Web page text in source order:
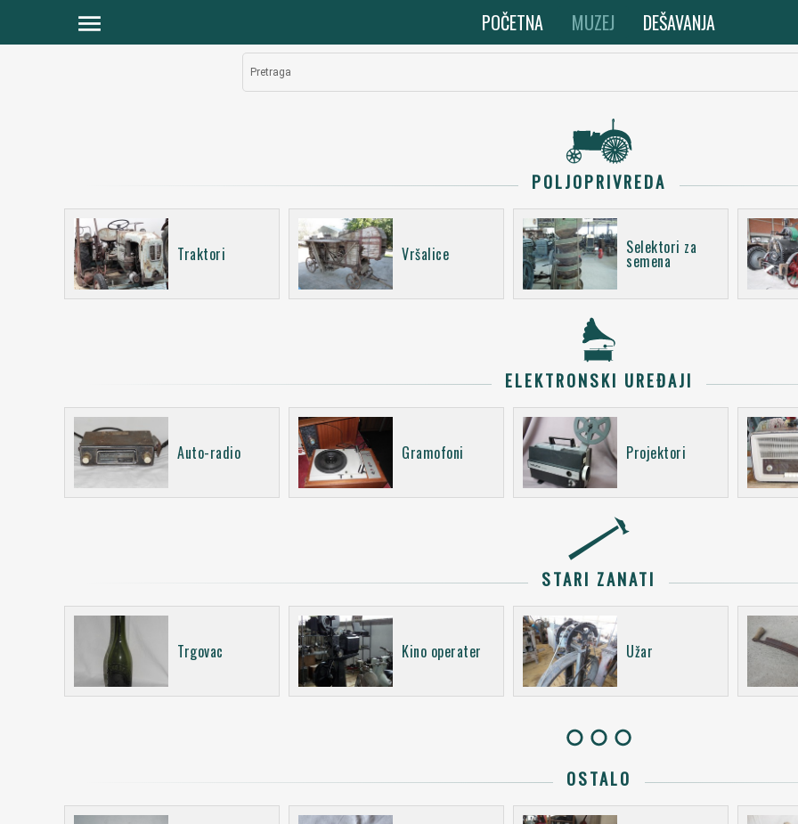
menu POČETNA MUZEJ DEŠAVANJA
Pretraga
POLJOPRIVREDA
Traktori Vršalice Selektori za
semena
ELEKTRONSKI UREĐAJI
Auto-radio Gramofoni Projektori
STARI ZANATI
Trgovac Kino operater Užar
OSTALO